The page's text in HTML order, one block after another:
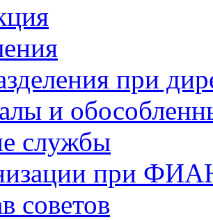
при
и
службы
при
советов